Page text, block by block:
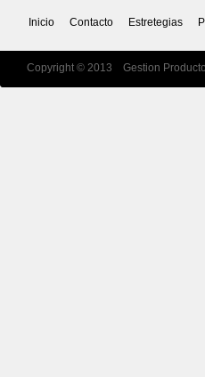
Inicio Contacto Estretegias
Copyright © 2013 Gestion